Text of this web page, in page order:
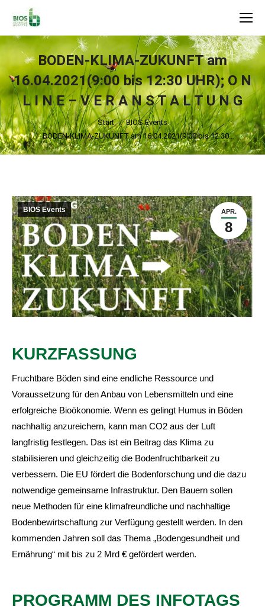
Search:
BODEN-KLIMA-ZUKUNFT am
16.04.2021(9:00 bis 12:30 UHR); O N
L I N E – V E R A N S T A L T U N G
Sie befinden sich hier:Start
BIOS Events
BODEN-KLIMA-ZUKUNFT am 16.04.2021(9:00 bis 12:30…
APR.
8
BIOS Events
KURZFASSUNG
Fruchtbare Böden sind eine endliche Ressource und
Voraussetzung für den Anbau von Lebensmitteln und eine
erfolgreiche Bioökonomie. Wenn es gelingt Humus in Böden
nachhaltig anzureichern, kann man CO2 aus der Luft
langfristig festlegen. Das ist ein Beitrag das Klima zu
stabilisieren und gleichzeitig die Bodenfruchtbarkeit zu
verbessern. Die EU fördert die Bodenforschung und die dazu
notwendige gemeinsame Infrastruktur. Den Bauern sollen
neue Methoden für eine klimafreundliche und nachhaltige
Bodenbewirtschaftung zur Verfügung gestellt werden. In den
kommenden Jahren soll das Thema „Bodengesundheit und
Ernährung“ mit bis zu 2 Mrd € gefördert werden.
PROGRAMM DES INFOTAGS